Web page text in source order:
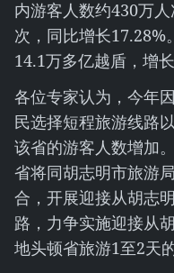
内游客人数约430万
次，同比增长17.28%
14.1万多亿越盾，增长
各位专家认为，今年
民选择短程旅游线路
该省的游客人数增加
省将同胡志明市旅游
合，开展迎接从胡志
路，力争实施迎接从
地头顿省旅游1至2天